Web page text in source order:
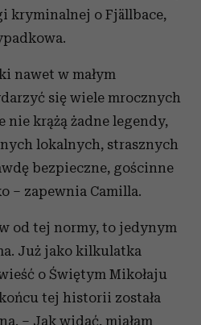
kryminalnej o Fjällbace,
nawet w małym
się wiele mrocznych
nie krążą żadne legendy,
lokalnych, strasznych
bezpieczne, gościnne
– zapewnia Camilla.
od tej normy, to jedynym
Już jako kilkulatka
o Świętym Mikołaju
tej historii została
– Jak widać, miałam